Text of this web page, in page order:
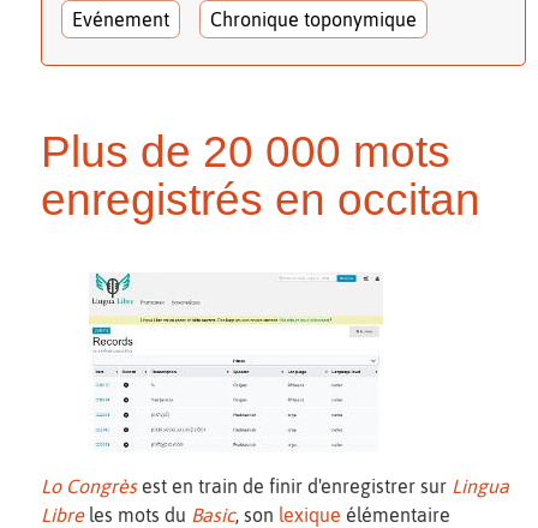
Evénement Chronique toponymique
Plus de 20 000 mots
enregistrés en occitan
Lo Congrèsest en train de finir d'enregistrer sur Lingua
Libreles mots du Basic, son lexique élémentaire